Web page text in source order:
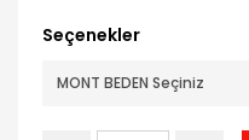
Seçenekler